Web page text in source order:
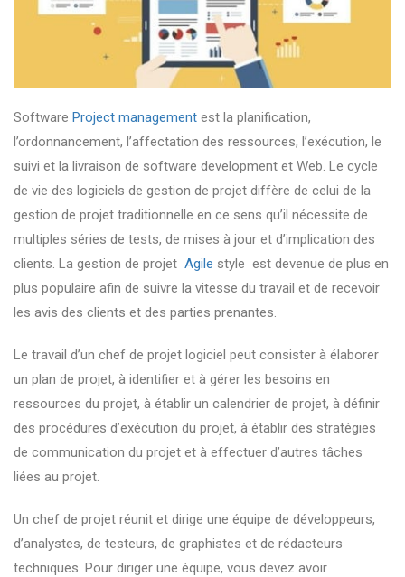
Software Project management est la planification,
l’ordonnancement, l’affectation des ressources, l’exécution, le
suivi et la livraison de software development et Web. Le cycle
de vie des logiciels de gestion de projet diffère de celui de la
gestion de projet traditionnelle en ce sens qu’il nécessite de
multiples séries de tests, de mises à jour et d’implication des
clients. La gestion de projet Agile style est devenue de plus en
plus populaire afin de suivre la vitesse du travail et de recevoir
les avis des clients et des parties prenantes.
Le travail d’un chef de projet logiciel peut consister à élaborer
un plan de projet, à identifier et à gérer les besoins en
ressources du projet, à établir un calendrier de projet, à définir
des procédures d’exécution du projet, à établir des stratégies
de communication du projet et à effectuer d’autres tâches
liées au projet.
Un chef de projet réunit et dirige une équipe de développeurs,
d’analystes, de testeurs, de graphistes et de rédacteurs
techniques. Pour diriger une équipe, vous devez avoir